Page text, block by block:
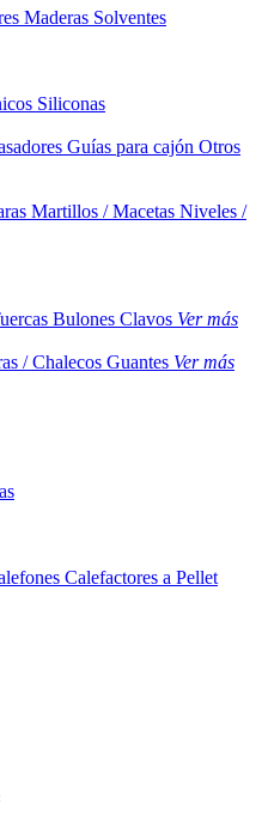
Maderas Solventes
Siliconas
Guías para cajón Otros
Martillos / Macetas Niveles /
Bulones Clavos Ver más
/ Chalecos Guantes Ver más
Calefactores a Pellet